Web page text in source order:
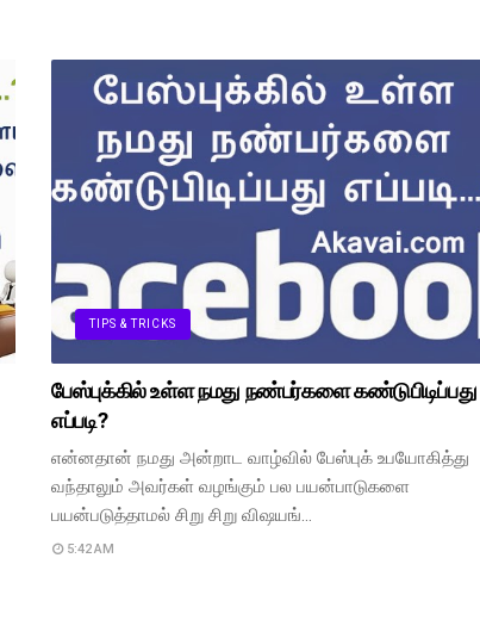
TIPS & TRICKS
பேஸ்புக்கில் உள்ள நமது நண்பர்களை கண்டுபிடிப்பது
எப்படி?
என்னதான் நமது அன்றாட வாழ்வில் பேஸ்புக் உபயோகித்து
வந்தாலும் அவர்கள் வழங்கும் பல பயன்பாடுகளை
பயன்படுத்தாமல் சிறு சிறு விஷயங்…
5:42 AM